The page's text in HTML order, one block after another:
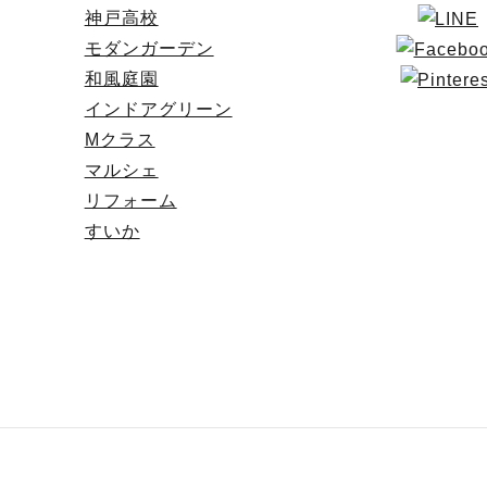
神戸高校
モダンガーデン
和風庭園
インドアグリーン
Mクラス
マルシェ
リフォーム
すいか